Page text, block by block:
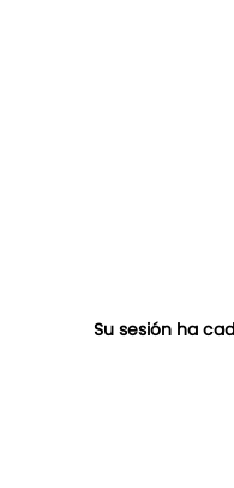
Su sesión ha